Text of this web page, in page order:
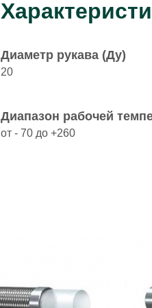
Диаметр рукава (Ду)
20
Диапазон рабочей
от - 70 до +260